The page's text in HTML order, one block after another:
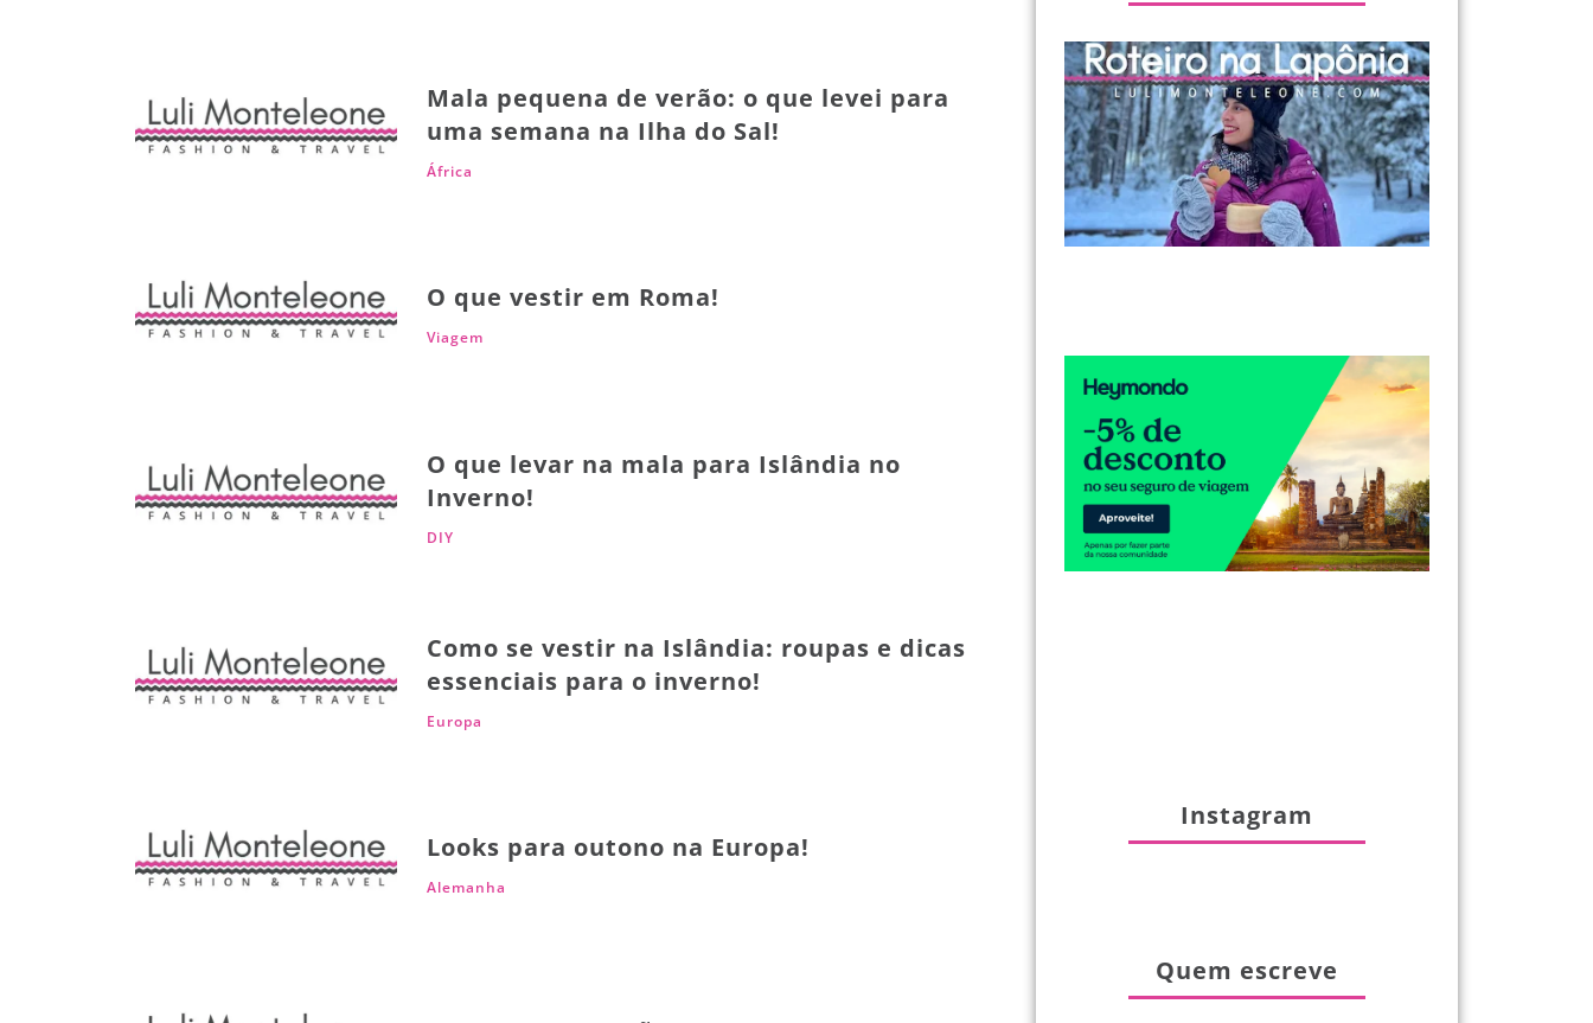
Mala pequena de verão: o que levei para
uma semana na Ilha do Sal!
África
O que vestir em Roma!
Viagem
O que levar na mala para Islândia no
Inverno!
DIY
Como se vestir na Islândia: roupas e dicas
essenciais para o inverno!
Europa
Looks para outono na Europa!
Alemanha
Instagram
Quem escreve